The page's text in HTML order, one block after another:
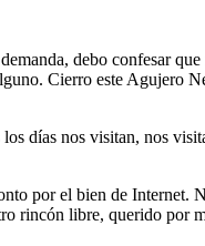
debo confesar
Cierro este Agujero
días nos visitan, nos
por el bien de Internet.
rincón libre, querido por